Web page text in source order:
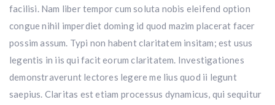
facilisi. Nam liber tempor cum soluta nobis eleifend option
congue nihil imperdiet doming id quod mazim placerat facer
possim assum. Typi non habent claritatem insitam; est usus
legentis in iis qui facit eorum claritatem. Investigationes
demonstraverunt lectores legere me lius quod ii legunt
saepius. Claritas est etiam processus dynamicus, qui sequitur